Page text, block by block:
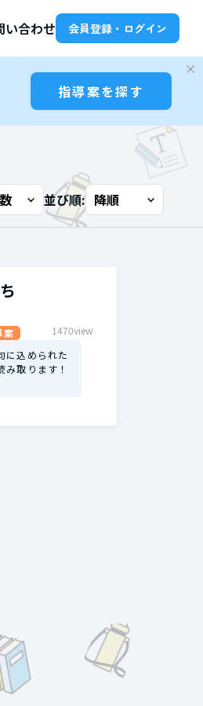
い合わせ 会員登録・ログイン
指導案を探す
並び順:
案 1470view
に込められた
み取ります！